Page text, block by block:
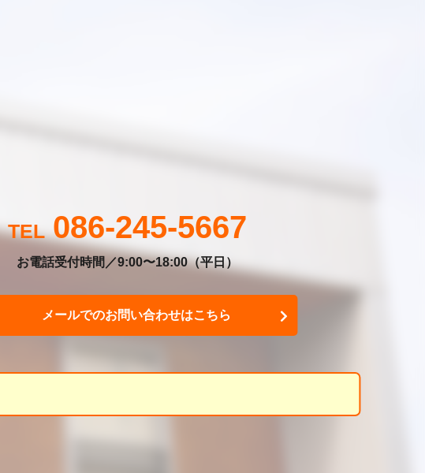
086-245-5667
お電話受付時間／9:00〜18:00（平日）
メールでのお問い合わせはこちら